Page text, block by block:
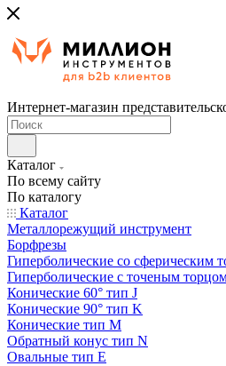
Интернет-магазин
Каталог
По всему сайту
По каталогу
Каталог
Металлорежущий инструмент
Борфрезы
Гиперболические cо сферическим
Гиперболические с точеным
Конические 60° тип J
Конические 90° тип K
Конические тип M
Обратный конус тип N
Овальные тип E